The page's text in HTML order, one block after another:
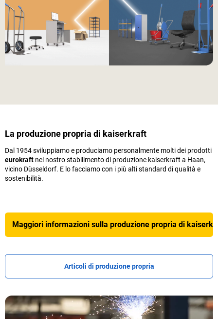
La produzione propria di kaiserkraft
Dal 1954 sviluppiamo e produciamo personalmente molti dei prodotti
eurokraft nel nostro stabilimento di produzione kaiserkraft a Haan,
vicino Düsseldorf. E lo facciamo con i più alti standard di qualità e
sostenibilità.
Maggiori informazioni sulla produzione propria di
Articoli di produzione propria